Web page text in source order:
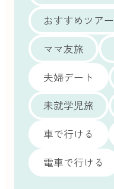
おすすめツアー
ママ友旅
夫婦デート
未就学児旅
車で行ける
電車で行ける